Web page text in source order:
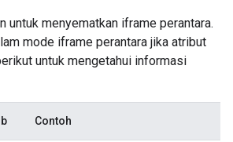
untuk menyematkan iframe perantara.
mode iframe perantara jika atribut
untuk mengetahui informasi
Contoh